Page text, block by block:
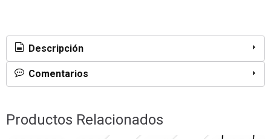
Descripción
Comentarios
Productos Relacionados